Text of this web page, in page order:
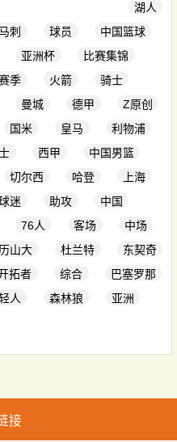
湖人
刺 球员
中国篮球
亚洲杯
比赛集锦
季 火箭
骑士
曼城 德甲
Z原创
国米 皇马
利物浦
西甲
中国男篮
切尔西 哈登
上海
迷 助攻
中国
76人 客场
中场
山大 杜兰特
东契奇
拓者 综合
巴塞罗那
人 森林狼
亚洲
接